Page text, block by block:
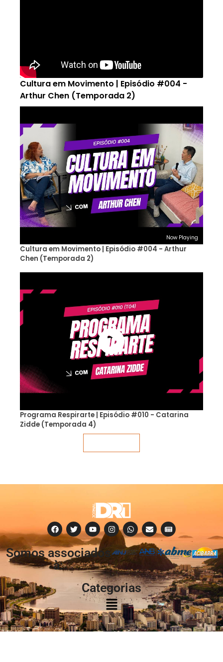
Cultura em Movimento | Episódio #004 -
Arthur Chen (Temporada 2)
Now Playing
Cultura em Movimento | Episódio #004 - Arthur
Chen (Temporada 2)
Programa Respirarte | Episódio #010 - Catarina
Zidde (Temporada 4)
Somos associados
à:
Categorias